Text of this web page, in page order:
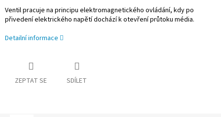
Ventil pracuje na principu elektromagnetického ovládání, kdy po
přivedení elektrického napětí dochází k otevření průtoku média.
Detailní informace
ZEPTAT SE SDÍLET